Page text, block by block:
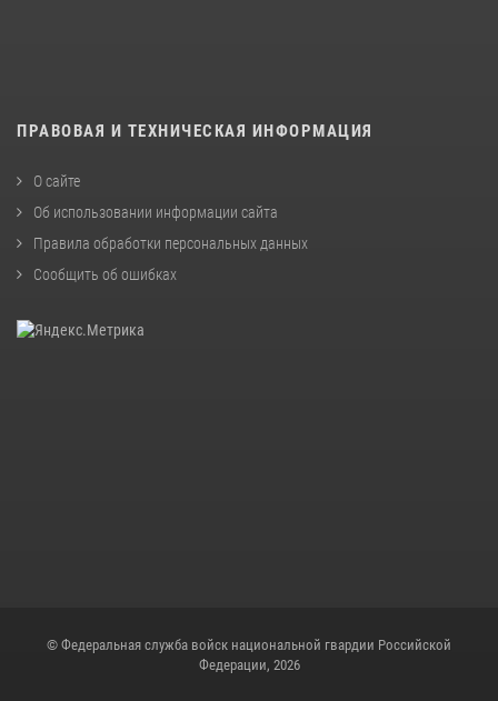
ПРАВОВАЯ И ТЕХНИЧЕСКАЯ ИНФОРМАЦИЯ
О сайте
Об использовании информации сайта
Правила обработки персональных данных
Сообщить об ошибках
© Федеральная служба войск национальной гвардии Российской
Федерации, 2026